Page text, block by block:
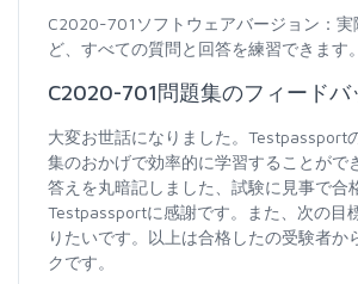
C2020-701ソフトウェアバージョン：実
ど、すべての質問と回答を練習できます。
C2020-701問題集のフィードバ
大変お世話になりました。Testpassport
集のおかげで効率的に学習することがで
答えを丸暗記しました、試験に見事で合
Testpassportに感謝です。また、次の目
りたいです。以上は合格したの受験者か
クです。